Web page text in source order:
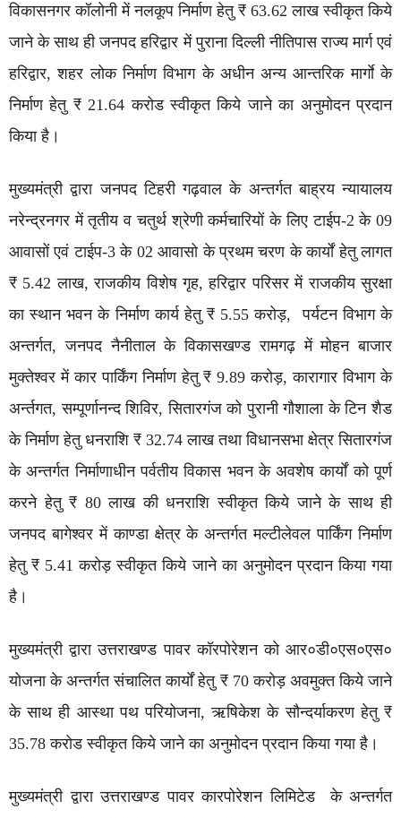
विकासनगर कॉलोनी में नलकूप निर्माण हेतु ₹ 63.62 लाख स्वीकृत किये
जाने के साथ ही जनपद हरिद्वार में पुराना दिल्ली नीतिपास राज्य मार्ग एवं
हरिद्वार, शहर लोक निर्माण विभाग के अधीन अन्य आन्तरिक मार्गाे के
निर्माण हेतु ₹ 21.64 करोड स्वीकृत किये जाने का अनुमोदन प्रदान
किया है।
मुख्यमंत्री द्वारा जनपद टिहरी गढ़वाल के अन्तर्गत बाह्रय न्यायालय
नरेन्द्रनगर में तृतीय व चतुर्थ श्रेणी कर्मचारियों के लिए टाईप-2 के 09
आवासों एवं टाईप-3 के 02 आवासो के प्रथम चरण के कार्यों हेतु लागत
₹ 5.42 लाख, राजकीय विशेष गृह, हरिद्वार परिसर में राजकीय सुरक्षा
का स्थान भवन के निर्माण कार्य हेतु ₹ 5.55 करोड़, पर्यटन विभाग के
अन्तर्गत, जनपद नैनीताल के विकासखण्ड रामगढ़ में मोहन बाजार
मुक्तेश्वर में कार पार्किंग निर्माण हेतु ₹ 9.89 करोड़, कारागार विभाग के
अर्न्तगत, सम्पूर्णानन्द शिविर, सितारगंज को पुरानी गौशाला के टिन शैड
के निर्माण हेतु धनराशि ₹ 32.74 लाख तथा विधानसभा क्षेत्र सितारगंज
के अन्तर्गत निर्माणाधीन पर्वतीय विकास भवन के अवशेष कार्यों को पूर्ण
करने हेतु ₹ 80 लाख की धनराशि स्वीकृत किये जाने के साथ ही
जनपद बागेश्वर में काण्डा क्षेत्र के अन्तर्गत मल्टीलेवल पार्किंग निर्माण
हेतु ₹ 5.41 करोड़ स्वीकृत किये जाने का अनुमोदन प्रदान किया गया
है।
मुख्यमंत्री द्वारा उत्तराखण्ड पावर कॉरपोरेशन को आर०डी०एस०एस०
योजना के अन्तर्गत संचालित कार्यों हेतु ₹ 70 करोड़ अवमुक्त किये जाने
के साथ ही आस्था पथ परियोजना, ऋषिकेश के सौन्दर्याकरण हेतु ₹
35.78 करोड स्वीकृत किये जाने का अनुमोदन प्रदान किया गया है।
मुख्यमंत्री द्वारा उत्तराखण्ड पावर कारपोरेशन लिमिटेड के अन्तर्गत